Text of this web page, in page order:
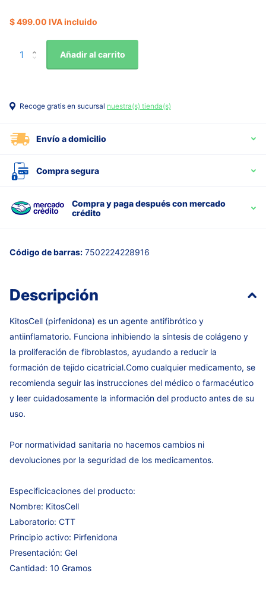
$ 499.00 IVA incluido
Añadir al carrito
Recoge gratis en sucursal nuestra(s) tienda(s)
Envío a domicilio
Compra segura
Compra y paga después con mercado
crédito
Código de barras: 7502224228916
Descripción
KitosCell (pirfenidona) es un agente antifibrótico y
antiinflamatorio. Funciona inhibiendo la síntesis de colágeno y
la proliferación de fibroblastos, ayudando a reducir la
formación de tejido cicatricial.Como cualquier medicamento, se
recomienda seguir las instrucciones del médico o farmacéutico
y leer cuidadosamente la información del producto antes de su
uso.
Por normatividad sanitaria no hacemos cambios ni
devoluciones por la seguridad de los medicamentos.
Especificicaciones del producto:
Nombre: KitosCell
Laboratorio: CTT
Principio activo: Pirfenidona
Presentación: Gel
Cantidad: 10 Gramos